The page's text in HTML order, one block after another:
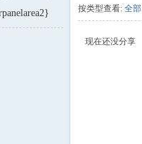
按类型查看: 全部
现在还没分享